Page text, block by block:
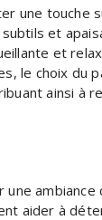
une touche
et
et
le choix du
ainsi à
ambiance
aider à